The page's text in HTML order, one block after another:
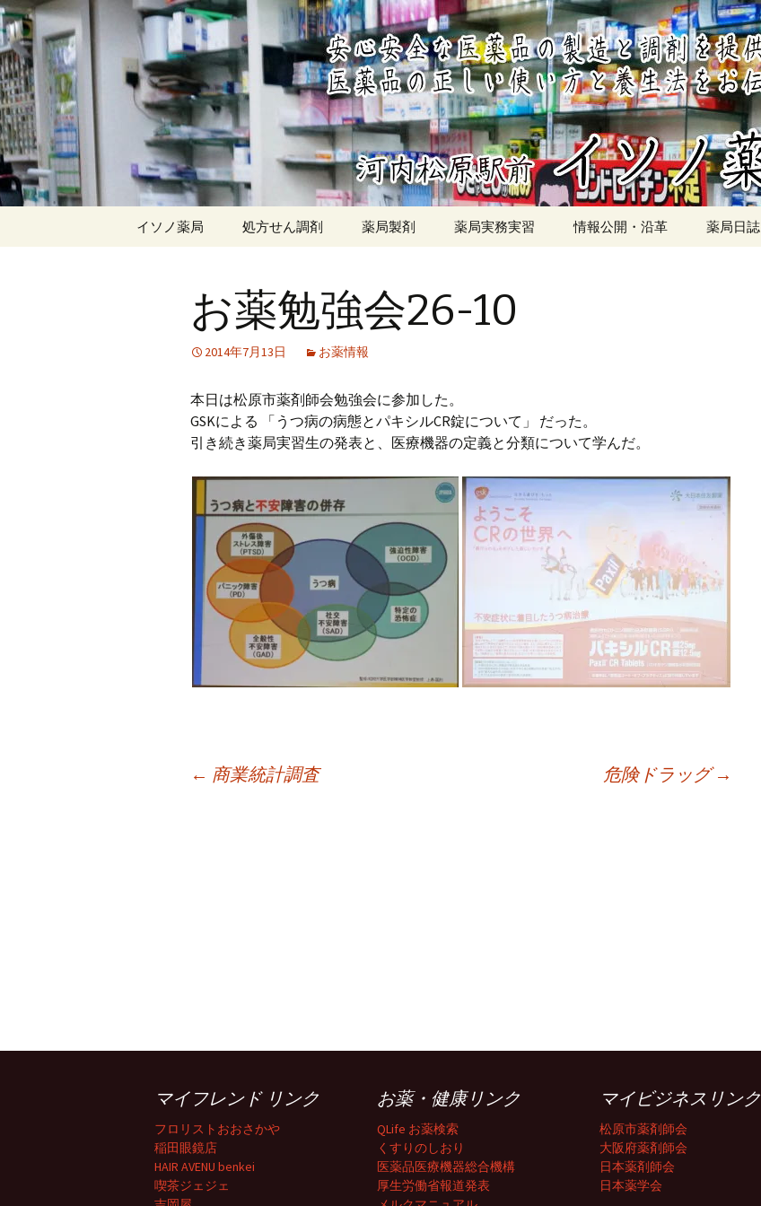
イソノ薬局
近鉄南大阪線 河内松原駅 北側
イソノ薬局 処方せん調剤 薬局製剤
薬局製剤を概説・調製
するための教材
薬局実務実習 情報公開・沿革 薬局日誌
お薬勉強会26-10
2014年7月13日 お薬情報
本日は松原市薬剤師会勉強会に参加した。
GSKによる 「うつ病の病態とパキシルCR錠について」 だった。
引き続き薬局実習生の発表と、医療機器の定義と分類について学んだ。
ー
← 商業統計調査 危険ドラッグ→
マイフレンド リンク
フロリストおおさかや
稲田眼鏡店
HAIR AVENU benkei
喫茶ジェジェ
お薬・健康リンク
QLife お薬検索
くすりのしおり
医薬品医療機器総合機構
厚生労働省報道発表
マイビジネスリンク
松原市薬剤師会
大阪府薬剤師会
日本薬剤師会
日本薬学会